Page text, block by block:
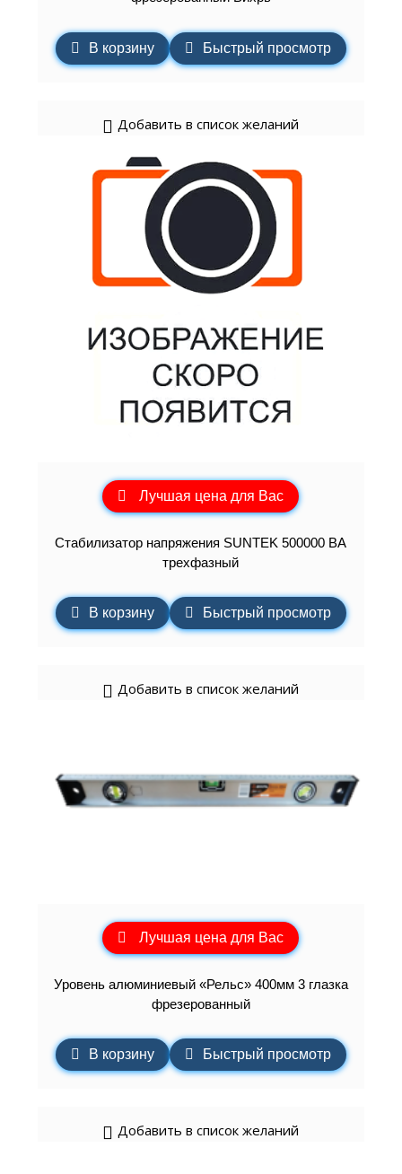
В корзину Быстрый просмотр
Добавить в список желаний
Лучшая цена для Вас
Стабилизатор напряжения SUNTEK 500000 ВА
трехфазный
В корзину Быстрый просмотр
Добавить в список желаний
Лучшая цена для Вас
Уровень алюминиевый «Рельс» 400мм 3 глазка
фрезерованный
В корзину Быстрый просмотр
Добавить в список желаний